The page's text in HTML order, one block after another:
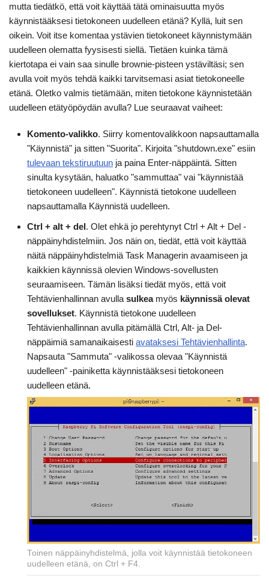
mutta tiedätkö, että voit käyttää tätä ominaisuutta myös
käynnistääksesi tietokoneen uudelleen etänä? Kyllä, luit sen
oikein. Voit itse komentaa ystävien tietokoneet käynnistymään
uudelleen olematta fyysisesti siellä. Tietäen kuinka tämä
kiertotapa ei vain saa sinulle brownie-pisteen ystäviltäsi; sen
avulla voit myös tehdä kaikki tarvitsemasi asiat tietokoneelle
etänä. Oletko valmis tietämään, miten tietokone käynnistetään
uudelleen etätyöpöydän avulla? Lue seuraavat vaiheet:
Komento-valikko. Siirry komentovalikkoon napsauttamalla
"Käynnistä" ja sitten "Suorita". Kirjoita "shutdown.exe" esiin
tulevaan tekstiruutuun ja paina Enter-näppäintä. Sitten
sinulta kysytään, haluatko "sammuttaa" vai "käynnistää
tietokoneen uudelleen". Käynnistä tietokone uudelleen
napsauttamalla Käynnistä uudelleen.
Ctrl + alt + del. Olet ehkä jo perehtynyt Ctrl + Alt + Del -
näppäinyhdistelmiin. Jos näin on, tiedät, että voit käyttää
näitä näppäinyhdistelmiä Task Managerin avaamiseen ja
kaikkien käynnissä olevien Windows-sovellusten
seuraamiseen. Tämän lisäksi tiedät myös, että voit
Tehtävienhallinnan avulla sulkeamyös käynnissä olevat
sovellukset. Käynnistä tietokone uudelleen
Tehtävienhallinnan avulla pitämällä Ctrl, Alt- ja Del-
näppäimiä samanaikaisesti avataksesi Tehtävienhallinta.
Napsauta "Sammuta" -valikossa olevaa "Käynnistä
uudelleen" -painiketta käynnistääksesi tietokoneen
uudelleen etänä.
Toinen näppäinyhdistelmä, jolla voit käynnistää tietokoneen
uudelleen etänä, on Ctrl + F4.